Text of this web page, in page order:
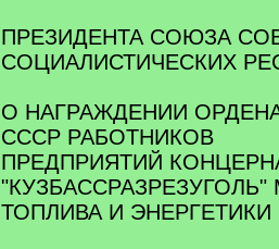
ПРЕЗИДЕНТА СОЮЗА
СОЦИАЛИСТИЧЕСКИХ
О НАГРАЖДЕНИИ
СССР РАБОТНИКОВ
ПРЕДПРИЯТИЙ
ТОПЛИВА И